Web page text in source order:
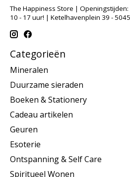
The Happiness Store |
10 - 17 uur! | Ketelhavenplein 39 -
Categorieën
Mineralen
Duurzame sieraden
Boeken & Stationery
Cadeau artikelen
Geuren
Esoterie
Ontspanning & Self Care
Spiritueel Wonen